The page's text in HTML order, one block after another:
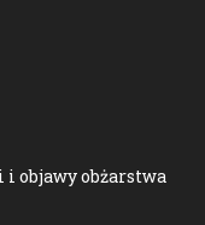
objawy obżarstwa